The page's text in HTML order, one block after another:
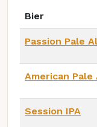
Bier
Passion Pale
American Pale
Session IPA